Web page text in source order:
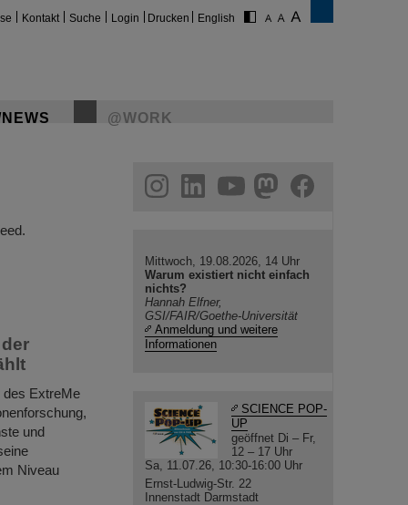
Kontakt Suche Login Drucken English
@WORK
des ExtreMe
und
Niveau
helmholtz.social
facebook
Mittwoch, 19.08.2026, 14 Uhr
Warum existiert nicht einfach
nichts?
Hannah Elfner,
GSI/FAIR/Goethe-Universität
Anmeldung und weitere
Informationen
SCIENCE POP-
UP
geöffnet Di – Fr,
12 – 17 Uhr
Sa, 11.07.26, 10:30-16:00 Uhr
Ernst-Ludwig-Str. 22
Innenstadt Darmstadt